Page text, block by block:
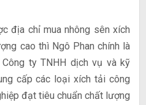
địa chỉ mua nhông sên xích
cao thì Ngô Phan chính là
ty TNHH dịch vụ và kỹ
cấp các loại xích tải công
đạt tiêu chuẩn chất lượng